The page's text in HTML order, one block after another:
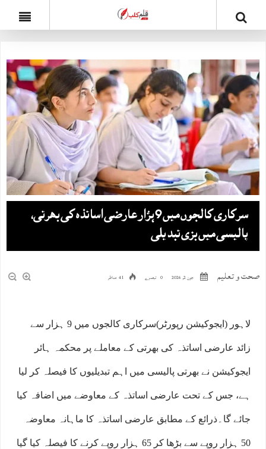
سرکاری کالجوں میں 9 ہزار عارضی اساتذہ کی بھرتی،
پالیسی میں بڑی تبدیلی
صحت و تعلیم جون 2, 2026 0 تبصرے 41 مناظر
لاہور (ایجوکیشن رپورٹر)سرکاری کالجوں میں 9 ہزار سے
زائد عارضی اساتذہ کی بھرتی کے معاملے پر محکمہ ہائر
ایجوکیشن نے بھرتی پالیسی میں اہم تبدیلیوں کا فیصلہ کر لیا
ہے، جس کے تحت عارضی اساتذہ کے معاوضے میں اضافہ کیا
جائے گا۔ذرائع کے مطابق عارضی اساتذہ کا ماہانہ معاوضہ
50 ہزار روپے سے بڑھا کر 65 ہزار روپے کرنے کا فیصلہ کیا گیا